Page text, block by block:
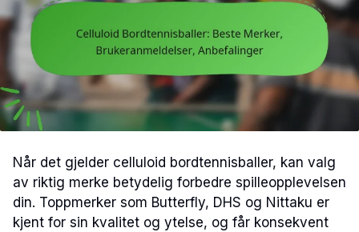
Når det gjelder celluloid bordtennisballer, kan valg
av riktig merke betydelig forbedre spilleopplevelsen
din. Toppmerker som Butterfly, DHS og Nittaku er
kjent for sin kvalitet og ytelse, og får konsekvent